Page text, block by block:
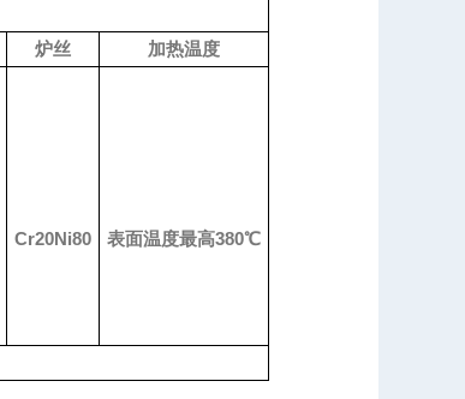
炉丝
加热温度
Cr20Ni80
表面温度最高380℃